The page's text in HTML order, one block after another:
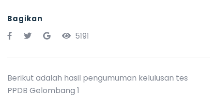
Bagikan
5191
Berikut adalah hasil pengumuman kelulusan tes
PPDB Gelombang 1